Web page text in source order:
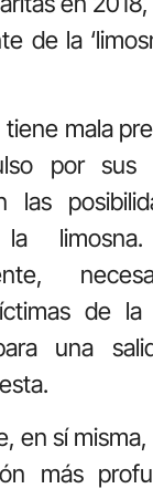
de la
mala
por sus
las
de la
una
en sí
más